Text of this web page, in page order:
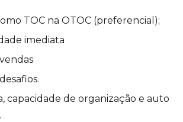
TOC na OTOC (preferencial);
imediata
capacidade de organização e auto